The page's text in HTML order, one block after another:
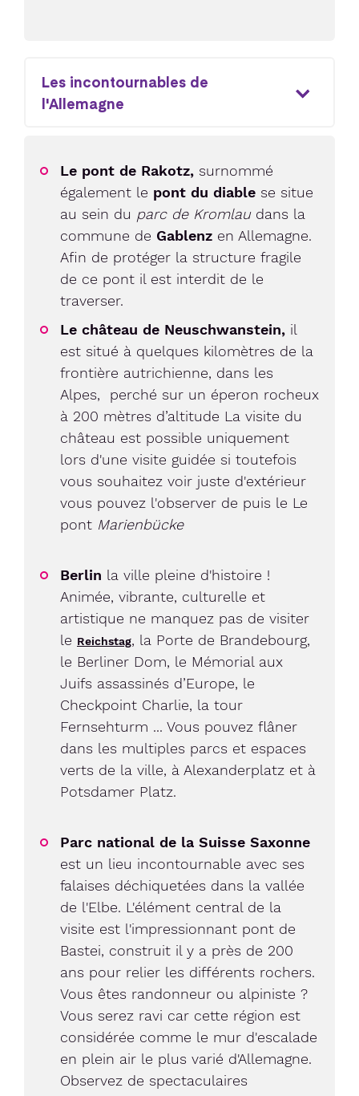
Les incontournables de
l'Allemagne
Le pont de Rakotz, surnommé
également le pont du diable se situe
au sein du parc de Kromlaudans la
commune de Gablenz en Allemagne.
Afin de protéger la structure fragile
de ce pont il est interdit de le
traverser.
Le château de Neuschwanstein, il
est situé à quelques kilomètres de la
frontière autrichienne, dans les
Alpes, perché sur un éperon rocheux
à 200 mètres d’altitude La visite du
château est possible uniquement
lors d'une visite guidée si toutefois
vous souhaitez voir juste d'extérieur
vous pouvez l'observer de puis le Le
pont Marienbücke
Berlin la ville pleine d'histoire !
Animée, vibrante, culturelle et
artistique ne manquez pas de visiter
le Reichstag, la Porte de Brandebourg,
le Berliner Dom, le Mémorial aux
Juifs assassinés d’Europe, le
Checkpoint Charlie, la tour
Fernsehturm ... Vous pouvez flâner
dans les multiples parcs et espaces
verts de la ville, à Alexanderplatz et à
Potsdamer Platz.
Parc national de la Suisse Saxonne
est un lieu incontournable avec ses
falaises déchiquetées dans la vallée
de l'Elbe. L'élément central de la
visite est l'impressionnant pont de
Bastei, construit il y a près de 200
ans pour relier les différents rochers.
Vous êtes randonneur ou alpiniste ?
Vous serez ravi car cette région est
considérée comme le mur d'escalade
en plein air le plus varié d'Allemagne.
Observez de spectaculaires